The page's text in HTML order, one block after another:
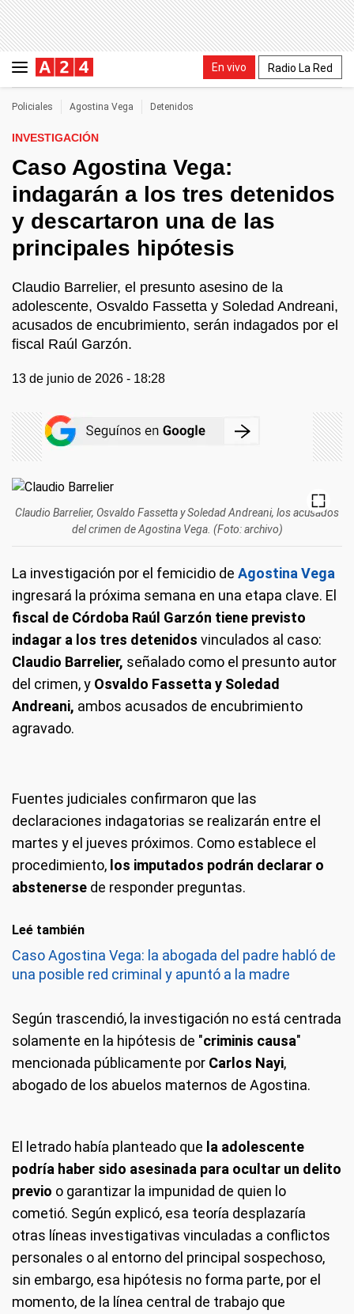
En vivo Radio La Red
Policiales Agostina Vega Detenidos
INVESTIGACIÓN
Caso Agostina Vega:
indagarán a los tres detenidos
y descartaron una de las
principales hipótesis
Claudio Barrelier, el presunto asesino de la
adolescente, Osvaldo Fassetta y Soledad Andreani,
acusados de encubrimiento, serán indagados por el
fiscal Raúl Garzón.
13 de junio de 2026 - 18:28
Claudio Barrelier, Osvaldo Fassetta y Soledad Andreani, los acusados
del crimen de Agostina Vega. (Foto: archivo)
La investigación por el femicidio de Agostina Vega
ingresará la próxima semana en una etapa clave. El
fiscal de Córdoba Raúl Garzón tiene previsto
indagar a los tres detenidos vinculados al caso:
Claudio Barrelier, señalado como el presunto autor
del crimen, y Osvaldo Fassetta y Soledad
Andreani, ambos acusados de encubrimiento
agravado.
Fuentes judiciales confirmaron que las
declaraciones indagatorias se realizarán entre el
martes y el jueves próximos. Como establece el
procedimiento, los imputados podrán declarar o
abstenerse de responder preguntas.
Leé también
Caso Agostina Vega: la abogada del padre habló de
una posible red criminal y apuntó a la madre
Según trascendió, la investigación no está centrada
solamente en la hipótesis de "criminis causa"
mencionada públicamente por Carlos Nayi,
abogado de los abuelos maternos de Agostina.
El letrado había planteado que la adolescente
podría haber sido asesinada para ocultar un delito
previo o garantizar la impunidad de quien lo
cometió. Según explicó, esa teoría desplazaría
otras líneas investigativas vinculadas a conflictos
personales o al entorno del principal sospechoso,
sin embargo, esa hipótesis no forma parte, por el
momento, de la línea central de trabajo que